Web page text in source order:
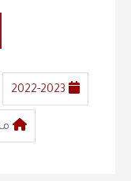
2022-2023